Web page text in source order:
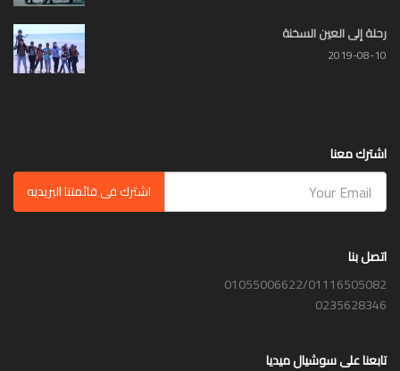
رحلة إلى العين السخنة
2019-08-10
اشترك معنا
اشترك فى قائمتنا البريديه
اتصل بنا
01055006622/01116505082
0235628346
تابعنا على سوشيال ميديا